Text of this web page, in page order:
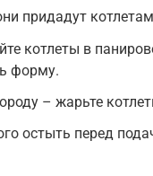
придадут
котлеты в
форму.
– жарьте
остыть перед